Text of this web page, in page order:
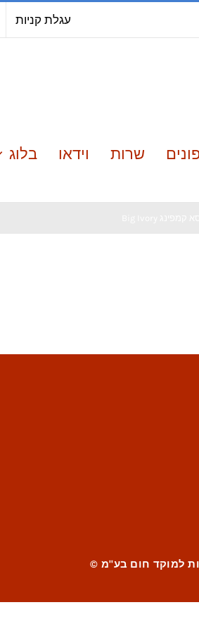
עגלת קניות
שרות וידאו בלוג
למוקד חום בע"מ ©